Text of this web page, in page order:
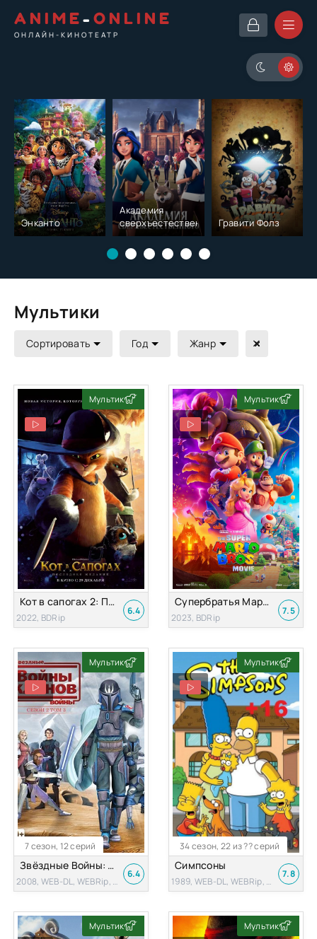
ANIME- ONLINE
ОНЛАЙН-КИНОТЕАТР
Энканто
Академия
сверхъестественногоГравити Фолз
Мультики
Сортировать Год Жанр
Мультик
Кот в сапогах 2: Последнее желание
2022, BDRip
6.4
Мультик
Супербратья Марио в кино
2023, BDRip
7.5
Мультик
7 сезон, 12 серий
Звёздные Войны: Войны Клонов
2008, WEB-DL, WEBRip, BDRip, HDTV
6.4
Мультик
34 сезон, 22 из ?? серий
Симпсоны
1989, WEB-DL, WEBRip, BDRip, DVDRip, HDTVRip
7.8
Мультик Мультик